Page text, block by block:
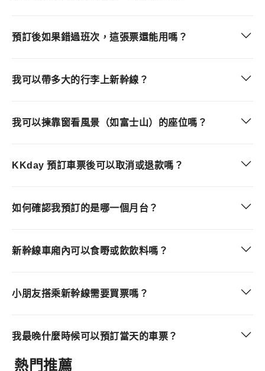
預訂後如果錯過班次，這張票還能用嗎？
我可以帶多大的行李上新幹線？
我可以揀靠窗看風景（如富士山）的座位嗎？
KKday 預訂車票後可以取消或退款嗎？
如何確認我預訂的是哪一個月台？
新幹線車廂內可以食嘢或飲飲料嗎？
小朋友搭乘新幹線需要買票嗎？
我最晚什麼時候可以預訂當天的車票？
熱門推薦